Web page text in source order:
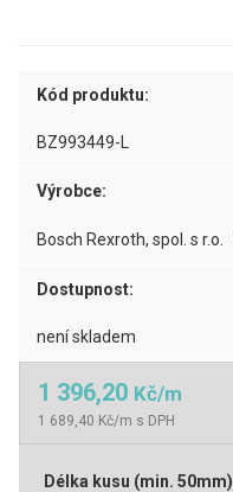
Kód produktu:
BZ993449-L
Výrobce:
Bosch Rexroth, spol. s r.o.
Dostupnost:
není skladem
1 396,20 Kč/m
1 689,40 Kč/m s DPH
Délka kusu (min. 50mm)